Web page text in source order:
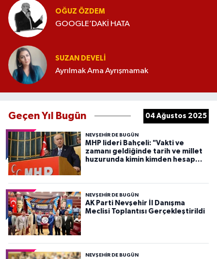
OĞUZ ÖZDEM
GOOGLE’DAKİ HATA
SUZAN DEVELI
Ayrılmak Ama Ayrışmamak
Geçen Yıl Bugün 04 Ağustos 2025
NEVŞEHIR DE BUGÜN
MHP lideri Bahçeli: "Vakti ve
zamanı geldiğinde tarih ve millet
huzurunda kimin kimden hesap
NEVŞEHIR DE BUGÜN
AK Parti Nevşehir İl Danışma
Meclisi Toplantısı Gerçekleştirildi
NEVŞEHIR DE BUGÜN